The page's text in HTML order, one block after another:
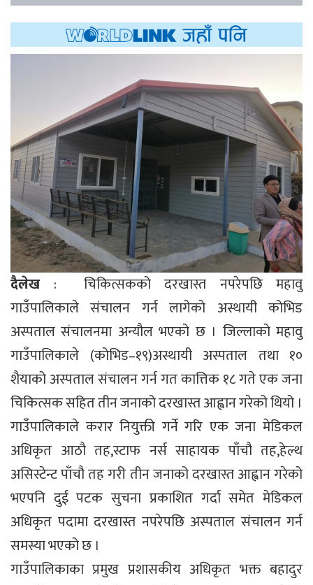
दैलेख : चिकित्सकको दरखास्त नपरेपछि महावु
गाउँपालिकाले संचालन गर्न लागेको अस्थायी कोभिड
अस्पताल संचालनमा अन्यौल भएको छ । जिल्लाको महावु
गाउँपालिकाले (कोभिड–१९)अस्थायी अस्पताल तथा १०
शैयाको अस्पताल संचालन गर्न गत कात्तिक १८ गते एक जना
चिकित्सक सहित तीन जनाको दरखास्त आह्वान गरेको थियो ।
गाउँपालिकाले करार नियुक्ती गर्ने गरि एक जना मेडिकल
अधिकृत आठौ तह,स्टाफ नर्स साहायक पाँचौ तह,हेल्थ
असिस्टेन्ट पाँचौ तह गरी तीन जनाको दरखास्त आह्वान गरेको
भएपनि दुई पटक सुचना प्रकाशित गर्दा समेत मेडिकल
अधिकृत पदामा दरखास्त नपरेपछि अस्पताल संचालन गर्न
समस्या भएको छ ।
गाउँपालिकाका प्रमुख प्रशासकीय अधिकृत भक्त बहादुर